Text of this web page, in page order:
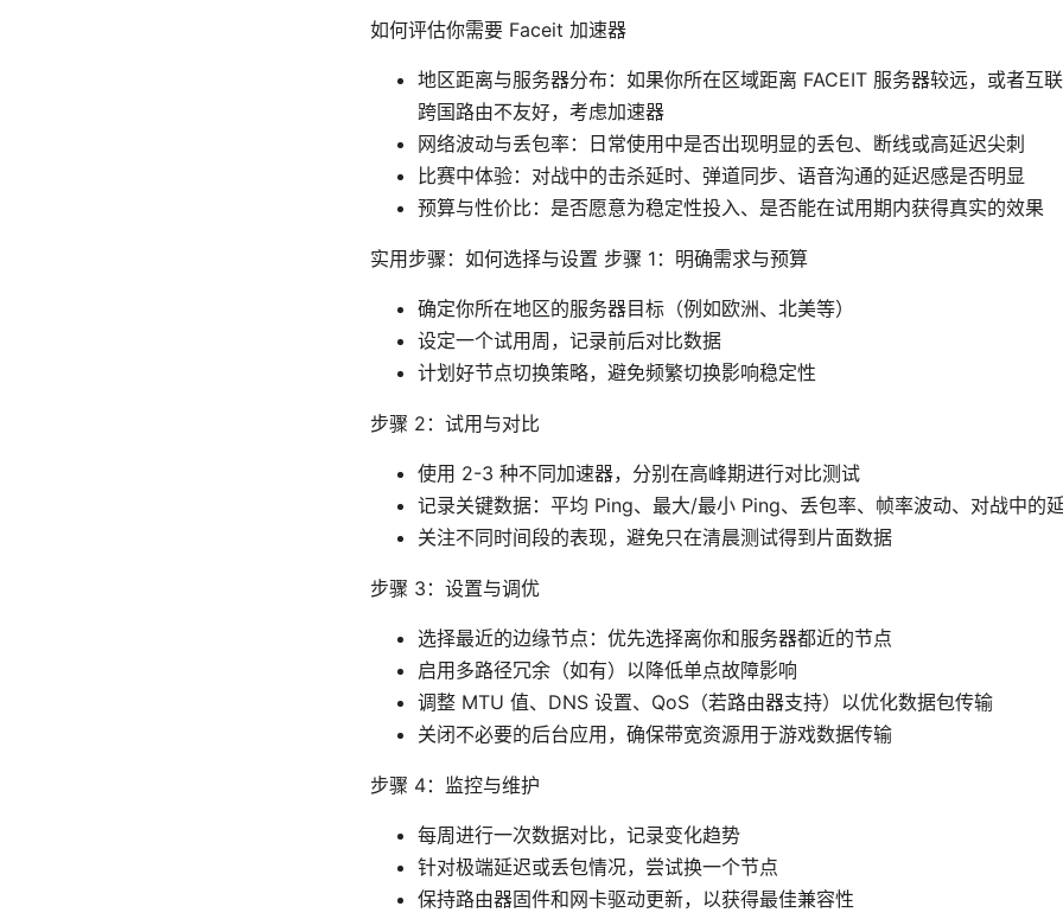
如何评估你需要 Faceit 加速器
地区距离与服务器分布：如果你所在区域距离 FACEIT 服务器较远，或者互
跨国路由不友好，考虑加速器
网络波动与丢包率：日常使用中是否出现明显的丢包、断线或高延迟尖刺
比赛中体验：对战中的击杀延时、弹道同步、语音沟通的延迟感是否明显
预算与性价比：是否愿意为稳定性投入、是否能在试用期内获得真实的效果
实用步骤：如何选择与设置 步骤 1：明确需求与预算
确定你所在地区的服务器目标（例如欧洲、北美等）
设定一个试用周，记录前后对比数据
计划好节点切换策略，避免频繁切换影响稳定性
步骤 2：试用与对比
使用 2-3 种不同加速器，分别在高峰期进行对比测试
记录关键数据：平均 Ping、最大/最小 Ping、丢包率、帧率波动、对战中的
关注不同时间段的表现，避免只在清晨测试得到片面数据
步骤 3：设置与调优
选择最近的边缘节点：优先选择离你和服务器都近的节点
启用多路径冗余（如有）以降低单点故障影响
调整 MTU 值、DNS 设置、QoS（若路由器支持）以优化数据包传输
关闭不必要的后台应用，确保带宽资源用于游戏数据传输
步骤 4：监控与维护
每周进行一次数据对比，记录变化趋势
针对极端延迟或丢包情况，尝试换一个节点
保持路由器固件和网卡驱动更新，以获得最佳兼容性